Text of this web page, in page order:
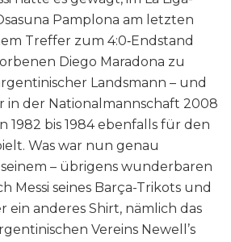
Pamplona am letzten
Treffer zum 4:0‑Endstand
Diego Maradona zu
Landsmann – und
in der Nationalmannschaft 2008
1982 bis 1984 ebenfalls für den
Was war nun genau
– übrigens wunderbaren
Messi seines Barça-Trikots und
anderes Shirt, nämlich das
Vereins Newell’s